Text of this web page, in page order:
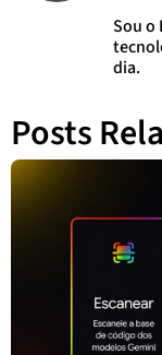
Sou o
dia.
Posts